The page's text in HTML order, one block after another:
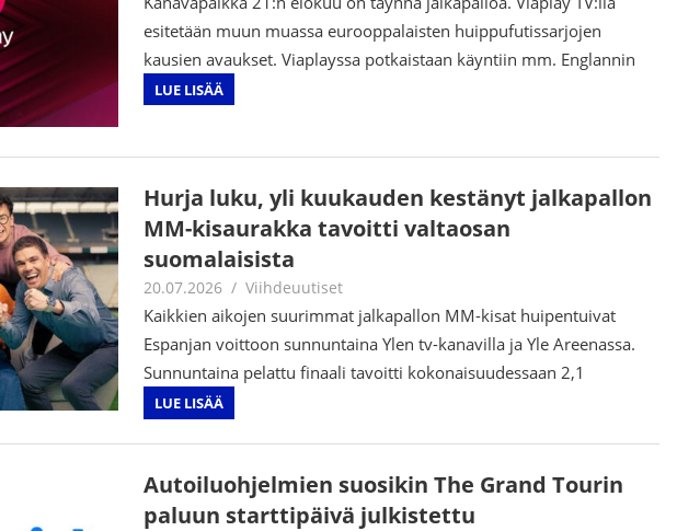
esitetään muun muassa eurooppalaisten huippufutissarjojen
kausien avaukset. Viaplayssa potkaistaan käyntiin mm. Englannin
LUE LISÄÄ
Hurja luku, yli kuukauden kestänyt jalkapallon
MM-kisaurakka tavoitti valtaosan
suomalaisista
20.07.2026 Juha Kaunisto
Viihdeuutiset
Kaikkien aikojen suurimmat jalkapallon MM-kisat huipentuivat
Espanjan voittoon sunnuntaina Ylen tv-kanavilla ja Yle Areenassa.
Sunnuntaina pelattu finaali tavoitti kokonaisuudessaan 2,1
LUE LISÄÄ
Autoiluohjelmien suosikin The Grand Tourin
paluun starttipäivä julkistettu